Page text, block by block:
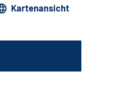
Kartenansicht